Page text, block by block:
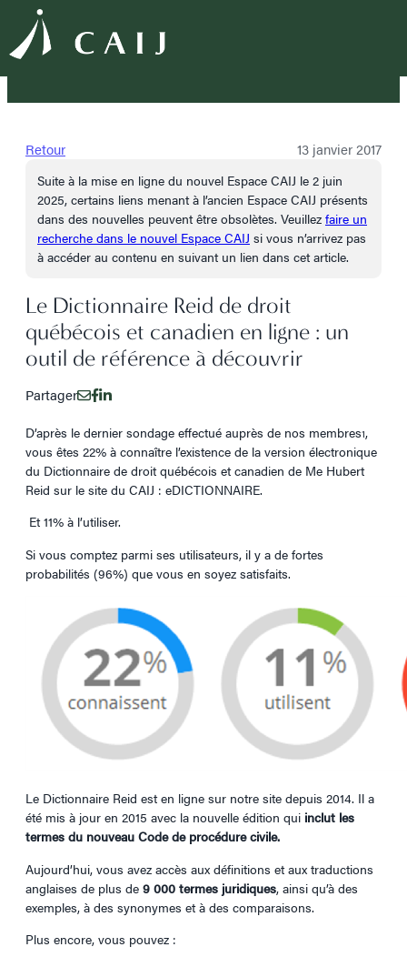
Retour 13 janvier 2017
Suite à la mise en ligne du nouvel Espace CAIJ le 2 juin
2025, certains liens menant à l’ancien Espace CAIJ présents
dans des nouvelles peuvent être obsolètes. Veuillez faire un
recherche dans le nouvel Espace CAIJ si vous n’arrivez pas
à accéder au contenu en suivant un lien dans cet article.
Le Dictionnaire Reid de droit
québécois et canadien en ligne : un
outil de référence à découvrir
Partager
D’après le dernier sondage effectué auprès de nos membres1,
vous êtes 22% à connaître l’existence de la version électronique
du Dictionnaire de droit québécois et canadien de Me Hubert
Reid sur le site du CAIJ : eDICTIONNAIRE.
Et 11% à l’utiliser.
Si vous comptez parmi ses utilisateurs, il y a de fortes
probabilités (96%) que vous en soyez satisfaits.
Le Dictionnaire Reid est en ligne sur notre site depuis 2014. Il a
été mis à jour en 2015 avec la nouvelle édition qui inclut les
termes du nouveau Code de procédure civile.
Aujourd’hui, vous avez accès aux définitions et aux traductions
anglaises de plus de 9 000 termes juridiques, ainsi qu’à des
exemples, à des synonymes et à des comparaisons.
Plus encore, vous pouvez :